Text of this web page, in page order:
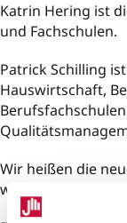
Katrin Hering ist
und Fachschulen.
Patrick Schilling
Hauswirtschaft,
Wir heißen die
wünschen Ihnen